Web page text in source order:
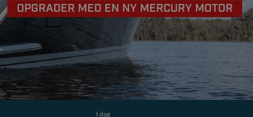
OPGRADER MED EN NY MERCURY MOTOR
I dag